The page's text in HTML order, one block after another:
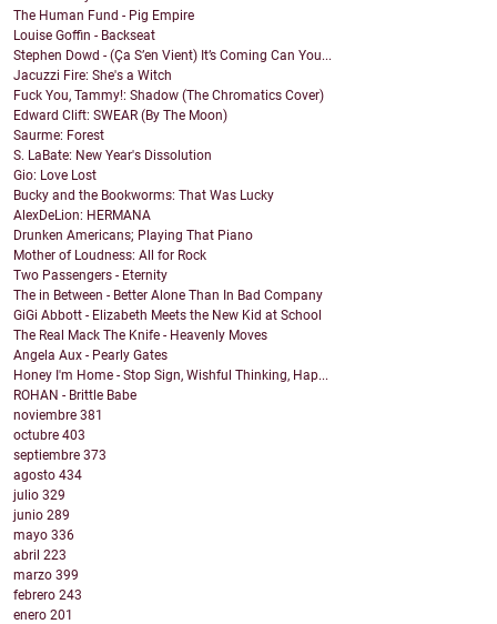
The Human Fund - Pig Empire
Louise Goffin - Backseat
Stephen Dowd - (Ça S’en Vient) It’s Coming Can You...
Jacuzzi Fire: She's a Witch
Fuck You, Tammy!: Shadow (The Chromatics Cover)
Edward Clift: SWEAR (By The Moon)
Saurme: Forest
S. LaBate: New Year's Dissolution
Gio: Love Lost
Bucky and the Bookworms: That Was Lucky
AlexDeLion: HERMANA
Drunken Americans; Playing That Piano
Mother of Loudness: All for Rock
Two Passengers - Eternity
The in Between - Better Alone Than In Bad Company
GiGi Abbott - Elizabeth Meets the New Kid at School
The Real Mack The Knife - Heavenly Moves
Angela Aux - Pearly Gates
Honey I'm Home - Stop Sign, Wishful Thinking, Hap...
ROHAN - Brittle Babe
noviembre 381
octubre 403
septiembre 373
agosto 434
julio 329
junio 289
mayo 336
abril 223
marzo 399
febrero 243
enero 201